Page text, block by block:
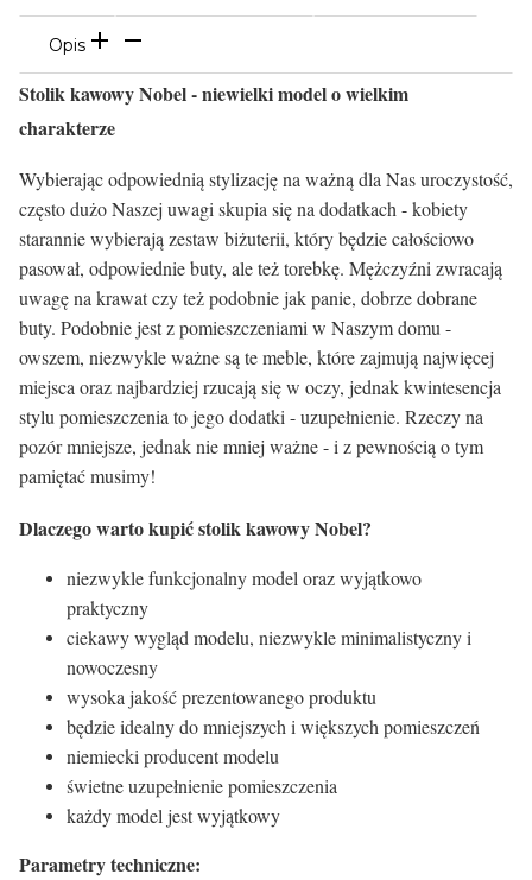
Opis
Stolik kawowy Nobel - niewielki model o wielkim
charakterze
Wybierając odpowiednią stylizację na ważną dla Nas uroczystość,
często dużo Naszej uwagi skupia się na dodatkach - kobiety
starannie wybierają zestaw biżuterii, który będzie całościowo
pasował, odpowiednie buty, ale też torebkę. Mężczyźni zwracają
uwagę na krawat czy też podobnie jak panie, dobrze dobrane
buty. Podobnie jest z pomieszczeniami w Naszym domu -
owszem, niezwykle ważne są te meble, które zajmują najwięcej
miejsca oraz najbardziej rzucają się w oczy, jednak kwintesencja
stylu pomieszczenia to jego dodatki - uzupełnienie. Rzeczy na
pozór mniejsze, jednak nie mniej ważne - i z pewnością o tym
pamiętać musimy!
Dlaczego warto kupić stolik kawowy Nobel?
niezwykle funkcjonalny model oraz wyjątkowo
praktyczny
ciekawy wygląd modelu, niezwykle minimalistyczny i
nowoczesny
wysoka jakość prezentowanego produktu
będzie idealny do mniejszych i większych pomieszczeń
niemiecki producent modelu
świetne uzupełnienie pomieszczenia
każdy model jest wyjątkowy
Parametry techniczne: